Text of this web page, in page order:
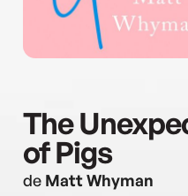
The
of Pigs
de Matt Whyman